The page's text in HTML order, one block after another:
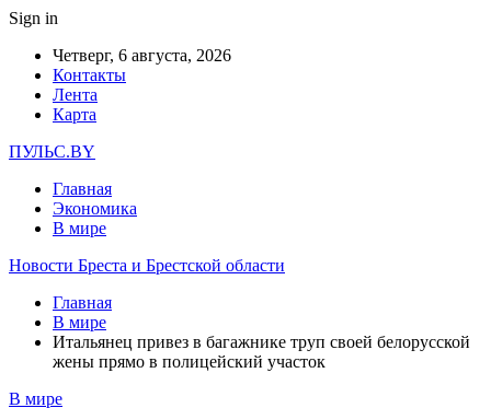
Sign in
Четверг, 6 августа, 2026
Контакты
Лента
Карта
ПУЛЬС.BY
Главная
Экономика
В мире
Новости Бреста и Брестской области
Главная
В мире
Итальянец привез в багажнике труп своей белорусской
жены прямо в полицейский участок
В мире